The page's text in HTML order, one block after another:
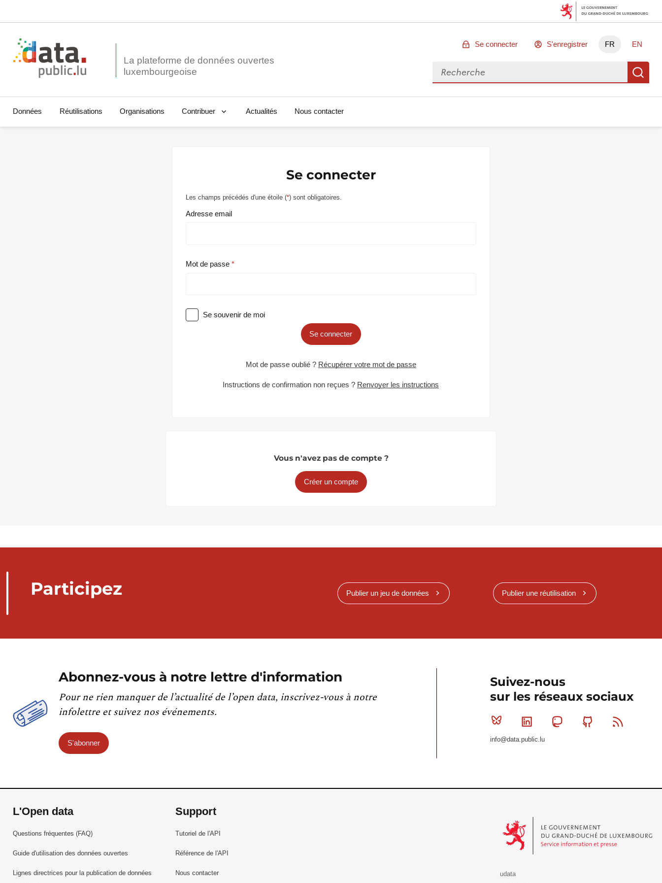
La plateforme de données ouvertes
Se connecter S'enregistrer FR EN
Rechercher des données
Données Réutilisations Organisations Contribuer Actualités Nous contacter
Se connecter
Les champs précédés d'une étoile (*) sont obligatoires.
Adresse email
Mot de passe
Se souvenir de moi
Se connecter
Mot de passe oublié ? Récupérer votre mot de passe
Instructions de confirmation non reçues ? Renvoyer les instructions
Vous n'avez pas de compte ?
Créer un compte
Participez Publier un jeu de données Publier une réutilisation
Abonnez-vous à notre lettre d'information
Pour ne rien manquer de l’actualité de l’open data, inscrivez-vous à notre
infolettre et suivez nos événements.
S'abonner
Suivez-nous
sur les réseaux sociaux
Bluesky Linkedin MastodonGithub
info@data.public.lu
L'Open data
Questions fréquentes (FAQ)
Guide d'utilisation des données ouvertes
Lignes directrices pour la publication de données
Support
Tutoriel de l'API
Référence de l'API
Nous contacter
udata